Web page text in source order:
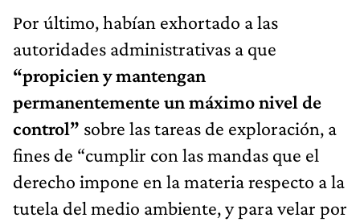
Por último, habían exhortado a las
autoridades administrativas a que
“propicien y mantengan
permanentemente un máximo nivel de
control” sobre las tareas de exploración, a
fines de “cumplir con las mandas que el
derecho impone en la materia respecto a la
tutela del medio ambiente, y para velar por